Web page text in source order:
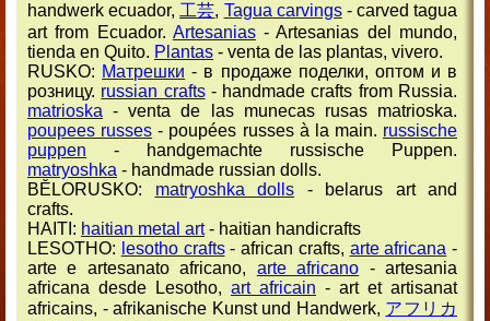
handwerk ecuador, 工芸, Tagua carvings- carved tagua
art from Ecuador. Artesanias- Artesanias del mundo,
tienda en Quito. Plantas - venta de las plantas, vivero.
RUSKO: Матрешки - в продаже поделки, оптом и в
розницу. russian crafts- handmade crafts from Russia.
matrioska - venta de las munecas rusas matrioska.
poupees russes - poupées russes à la main. russische
puppen - handgemachte russische Puppen.
matryoshka - handmade russian dolls.
BĚLORUSKO: matryoshka dolls - belarus art and
crafts.
HAITI: haitian metal art- haitian handicrafts
LESOTHO: lesotho crafts- african crafts, arte africana -
arte e artesanato africano, arte africano - artesania
africana desde Lesotho, art africain - art et artisanat
africains, - afrikanische Kunst und Handwerk, アフリカ